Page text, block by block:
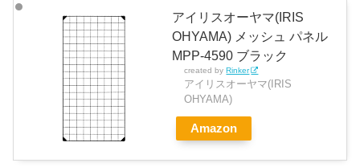
アイリスオーヤマ(IRIS
OHYAMA) メッシュ パネル
MPP-4590 ブラック
created byRinker
アイリスオーヤマ(IRIS
OHYAMA)
Amazon